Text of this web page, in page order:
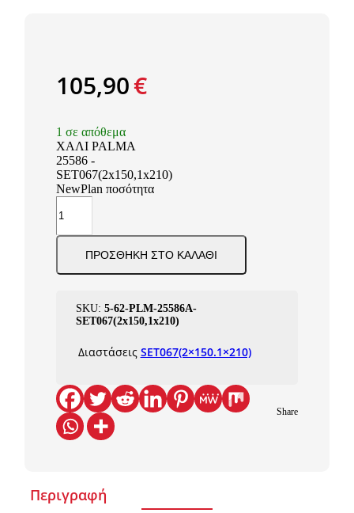
105,90€
1 σε απόθεμα
ΧΑΛΙ PALMA
25586 -
SET067(2x150,1x210)
NewPlan ποσότητα
ΠΡΟΣΘΉΚΗ ΣΤΟ ΚΑΛΆΘΙ
SKU: 5-62-PLM-25586A-
SET067(2x150,1x210)
Διαστάσεις SET067(2×150.1×210)
Share
Περιγραφή